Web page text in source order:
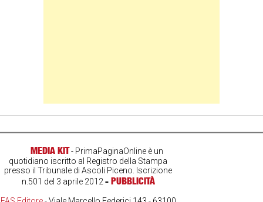
MEDIA KIT- PrimaPaginaOnline è un
quotidiano iscritto al Registro della Stampa
presso il Tribunale di Ascoli Piceno. Iscrizione
n.501 del 3 aprile 2012- PUBBLICITÀ